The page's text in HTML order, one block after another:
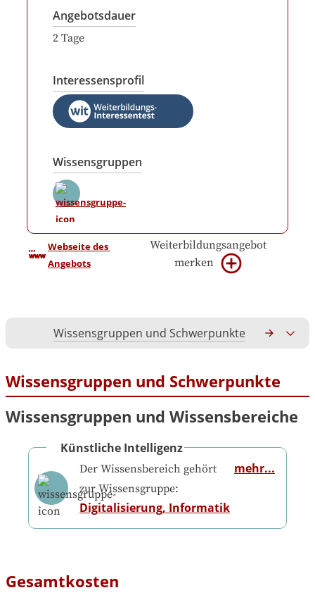
Angebotsdauer
2 Tage
Interessensprofil
Wissensgruppen
Webseite des
Angebots
Weiterbildungsangebot
merken
Wissensgruppen und Schwerpunkte
Wissensgruppen und Schwerpunkte
Wissensgruppen und Wissensbereiche
Künstliche Intelligenz
Der Wissensbereich gehört
zur Wissensgruppe:
Digitalisierung, Informatik
mehr...
Gesamtkosten